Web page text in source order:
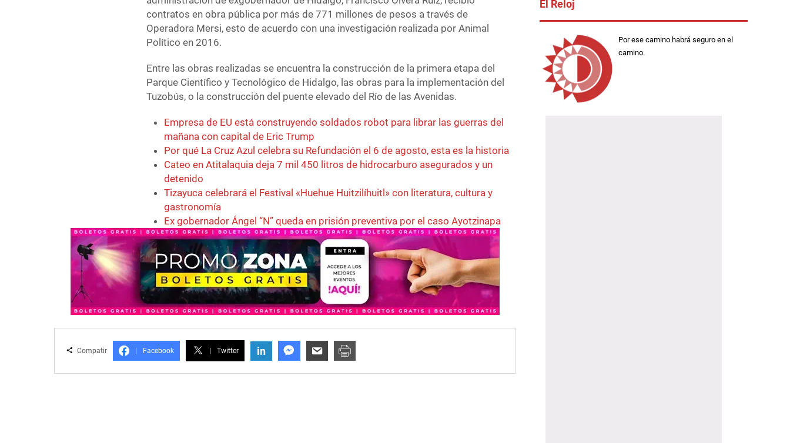
contratos en obra pública por más de 771 millones de pesos a través de
Operadora Mersi, esto de acuerdo con una investigación realizada por Animal
Político en 2016.
Entre las obras realizadas se encuentra la construcción de la primera etapa del
Parque Científico y Tecnológico de Hidalgo, las obras para la implementación del
Tuzobús, o la construcción del puente elevado del Río de las Avenidas.
Empresa de EU está construyendo soldados robot para librar las guerras del
mañana con capital de Eric Trump
Por qué La Cruz Azul celebra su Refundación el 6 de agosto, esta es la historia
Cateo en Atitalaquia deja 7 mil 450 litros de hidrocarburo asegurados y un
detenido
Tizayuca celebrará el Festival «Huehue Huitzilíhuitl» con literatura, cultura y
gastronomía
Ex gobernador Ángel “N” queda en prisión preventiva por el caso Ayotzinapa
Compatir Facebook Twitter in
El Reloj
Por ese camino habrá seguro en el
camino.